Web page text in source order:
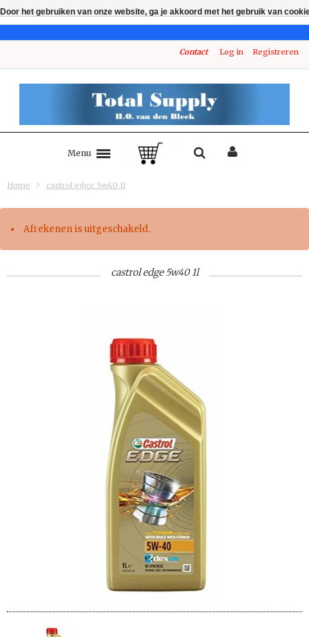
Contact Log in Registreren
Menu
Home castrol edge 5w40 1l
Afrekenen is uitgeschakeld.
castrol edge 5w40 1l
Door het gebruiken van onze website, ga je akkoord met het gebruik van